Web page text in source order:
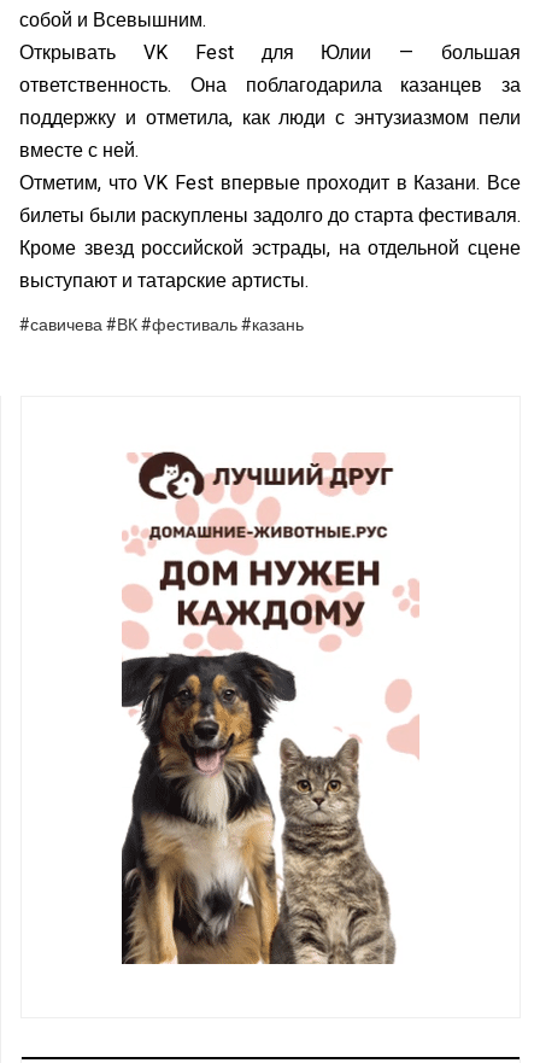
собой и Всевышним.
Открывать VK Fest для Юлии — большая
ответственность. Она поблагодарила казанцев за
поддержку и отметила, как люди с энтузиазмом пели
вместе с ней.
Отметим, что VK Fest впервые проходит в Казани. Все
билеты были раскуплены задолго до старта фестиваля.
Кроме звезд российской эстрады, на отдельной сцене
выступают и татарские артисты.
#савичева #ВК #фестиваль #казань